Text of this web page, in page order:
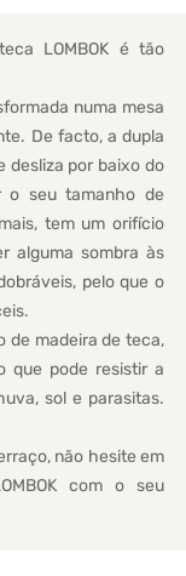
LOMBOK é tão
numa mesa
De facto, a dupla
desliza por baixo do
o seu tamanho de
tem um orifício
alguma sombra às
pelo que o
de madeira de teca,
que pode resistir a
sol e parasitas.
não hesite em
com o seu